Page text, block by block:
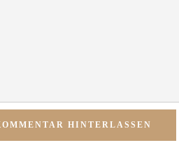
HINTERLASSEN